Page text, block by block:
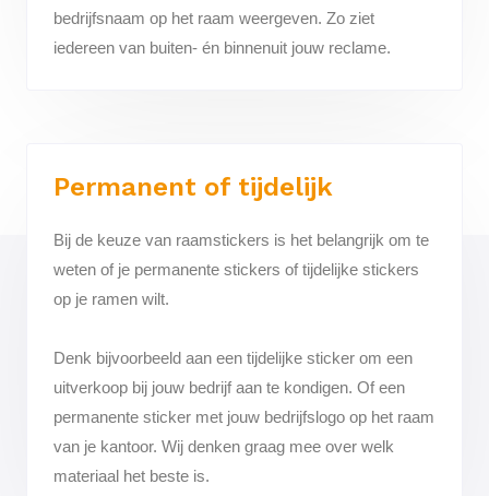
bedrijfsnaam op het raam weergeven. Zo ziet
iedereen van buiten- én binnenuit jouw reclame.
Permanent of tijdelijk
Bij de keuze van raamstickers is het belangrijk om te
weten of je permanente stickers of tijdelijke stickers
op je ramen wilt.
Denk bijvoorbeeld aan een tijdelijke sticker om een
uitverkoop bij jouw bedrijf aan te kondigen. Of een
permanente sticker met jouw bedrijfslogo op het raam
van je kantoor. Wij denken graag mee over welk
materiaal het beste is.